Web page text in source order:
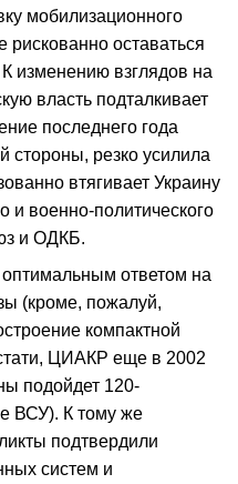
мобилизационного
рискованно оставаться
изменению взглядов на
власть подталкивает
последнего года
стороны, резко усилила
втягивает Украину
и военно-политического
и ОДКБ.
ответом на
(кроме, пожалуй,
компактной
ЦИАКР еще в 2002
подойдет 120-
ВСУ). К тому же
подтвердили
систем и